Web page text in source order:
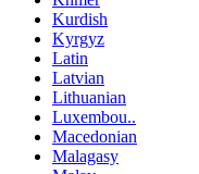
Kurdish
Kyrgyz
Latin
Latvian
Lithuanian
Luxembou..
Macedonian
Malagasy